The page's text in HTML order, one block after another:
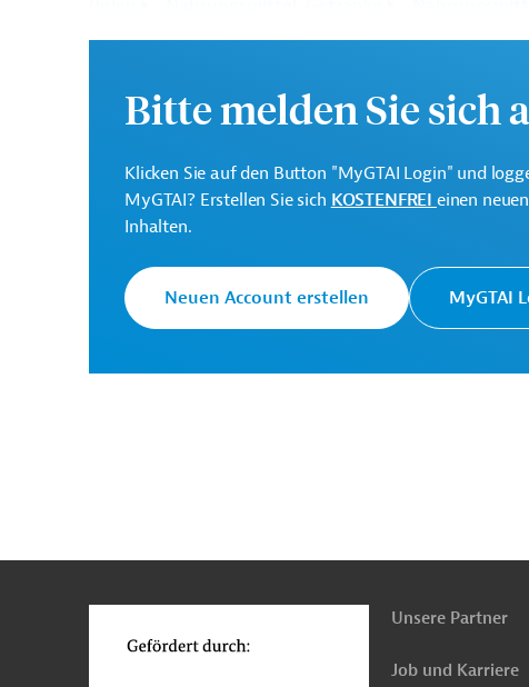
Bau, übergreifend
Projekte
Bitte melden Sie sich
Klicken Sie auf den Button "MyGTAI Login" und
MyGTAI? Erstellen Sie sich KOSTENFREI einen
Inhalten.
Neuen Account erstellen MyGTAI
Unsere Partner
Job und Karriere